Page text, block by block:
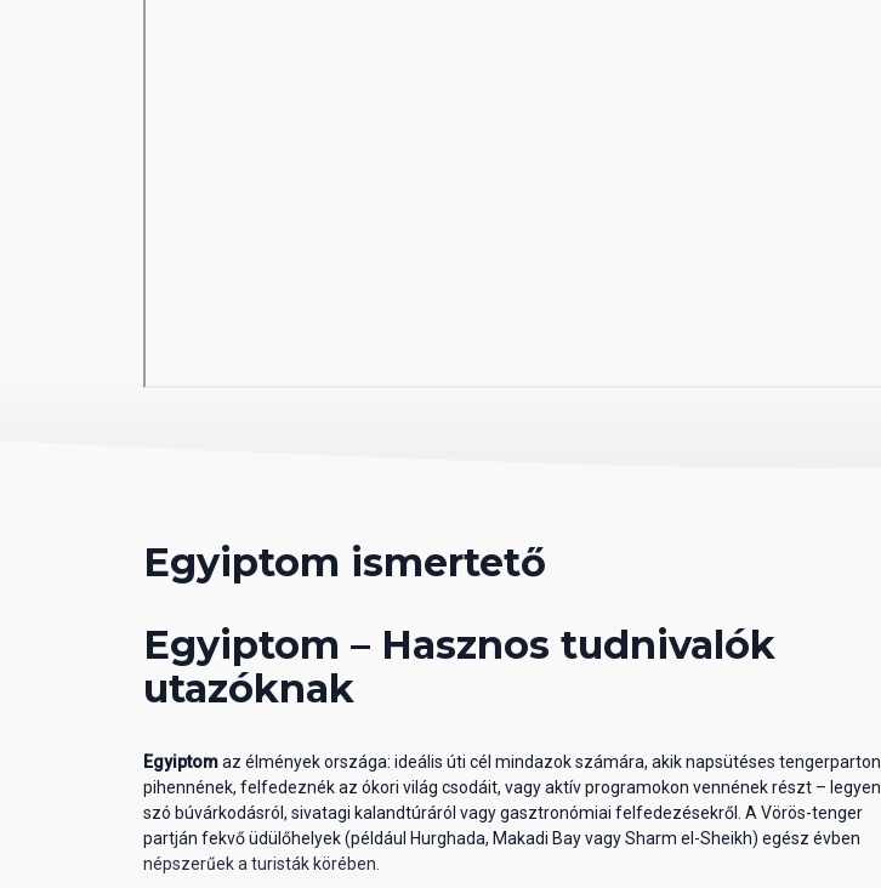
Egyiptom ismertető
Egyiptom – Hasznos tudnivalók
utazóknak
Egyiptomaz élmények országa: ideális úti cél mindazok számára, akik napsütéses tengerparton
pihennének, felfedeznék az ókori világ csodáit, vagy aktív programokon vennének részt – legyen
szó búvárkodásról, sivatagi kalandtúráról vagy gasztronómiai felfedezésekről. A Vörös-tenger
partján fekvő üdülőhelyek (például Hurghada, Makadi Bay vagy Sharm el-Sheikh) egész évben
népszerűek a turisták körében.